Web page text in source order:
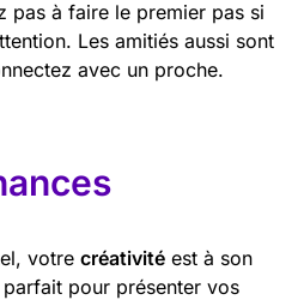
pas à faire le premier pas si
Les amitiés aussi sont
avec un proche.
votre créativité est à son
parfait pour présenter vos